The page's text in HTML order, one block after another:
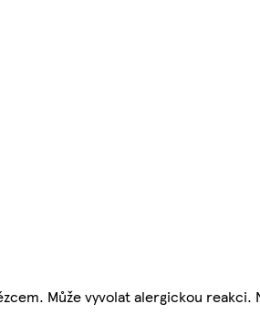
Může vyvolat alergickou